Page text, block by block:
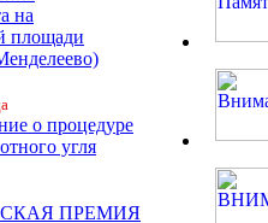
на
площади
о процедуре
угля
ПРЕМИЯ